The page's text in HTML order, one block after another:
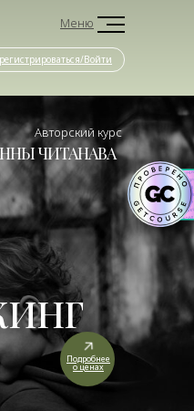
Войти
Меню
Авторский курс
ЧИТАНАВА
Подробнее
о ценах